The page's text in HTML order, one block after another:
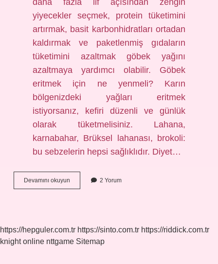
daha fazla lif açısından zengin
yiyecekler seçmek, protein tüketimini
artırmak, basit karbonhidratları ortadan
kaldırmak ve paketlenmiş gıdaların
tüketimini azaltmak göbek yağını
azaltmaya yardımcı olabilir. Göbek
eritmek için ne yenmeli? Karın
bölgenizdeki yağları eritmek
istiyorsanız, kefiri düzenli ve günlük
olarak tüketmelisiniz. Lahana,
karnabahar, Brüksel lahanası, brokoli:
bu sebzelerin hepsi sağlıklıdır. Diyet…
Devamını okuyun
Göbek
2 Yorum
https://hepguler.com.tr https://sinto.com.tr https://riddick.com.tr
knight online nttgame Sitemap